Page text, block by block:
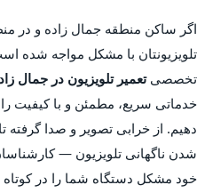
اگر ساکن منطقه جمال زاده و در
تلویزیونتان با مشکل مواجه شده
تخصصیتعمیر تلویزیون در جمال
خدماتی سریع، مطمئن و با کیفیت
دهیم. از خرابی تصویر و صدا گرفته
شدن ناگهانی تلویزیون —
خود مشکل دستگاه شما را در